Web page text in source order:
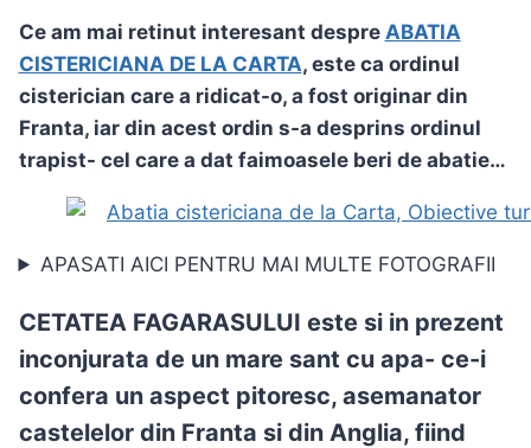
Ce am mai retinut interesant despre ABATIA
CISTERICIANA DE LA CARTA, este ca ordinul
cisterician care a ridicat-o, a fost originar din
Franta, iar din acest ordin s-a desprins ordinul
trapist- cel care a dat faimoasele beri de abatie…
APASATI AICI PENTRU MAI MULTE FOTOGRAFII
CETATEA FAGARASULUI este si in prezent
inconjurata de un mare sant cu apa- ce-i
confera un aspect pitoresc, asemanator
castelelor din Franta si din Anglia, fiind